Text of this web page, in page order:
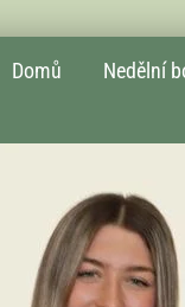
Domů Nedělní